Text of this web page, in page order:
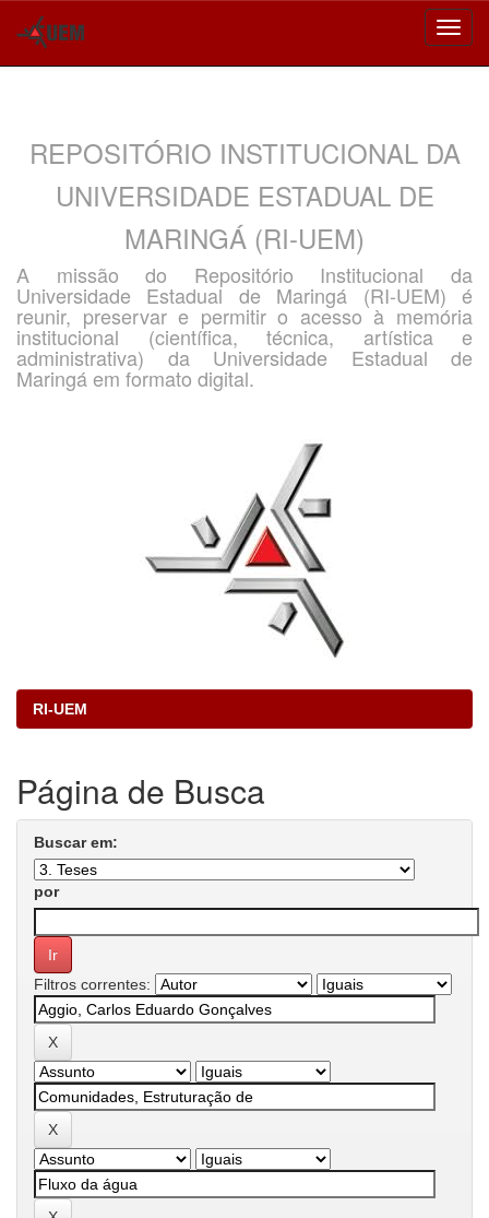
REPOSITÓRIO INSTITUCIONAL DA
UNIVERSIDADE ESTADUAL DE
MARINGÁ (RI-UEM)
A missão do Repositório Institucional da
Universidade Estadual de Maringá (RI-UEM) é
reunir, preservar e permitir o acesso à memória
institucional (científica, técnica, artística e
administrativa) da Universidade Estadual de
Maringá em formato digital.
RI-UEM
Página de Busca
Buscar em:
por
Filtros correntes: